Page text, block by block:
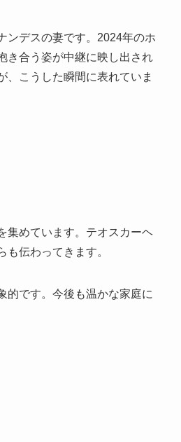
ンデスの妻です。2024年のホ
き合う姿が中継に映し出され
、こうした瞬間に表れていま
集めています。テオスカーヘ
伝わってきます。
的です。今後も温かな家庭に